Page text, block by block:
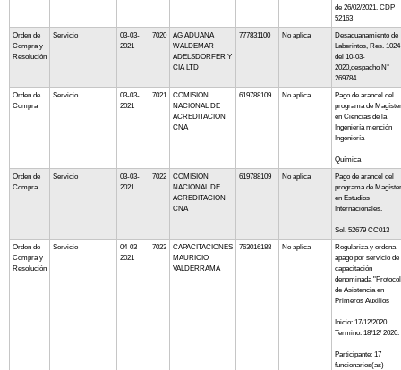
de 26/02/2021. CDP
52163
Orden de
Compra y
Resolución
Servicio
03-03-
2021
7020
AG ADUANA
WALDEMAR
ADELSDORFER Y
CIA LTD
777831100 No aplica
Desaduanamiento de
Laberintos, Res. 1024
del 10-03-
2020,despacho N°
269784
Orden de
Compra
Servicio
03-03-
2021
7021
COMISION
NACIONAL DE
ACREDITACION
CNA
619788109 No aplica
Pago de arancel del
programa de Magíster
en Ciencias de la
Ingeniería mención
Ingeniería
Química
Orden de
Compra
Servicio
03-03-
2021
7022
COMISION
NACIONAL DE
ACREDITACION
CNA
619788109 No aplica
Pago de arancel del
programa de Magíster
en Estudios
Internacionales.
Sol. 52679 CC013
Orden de
Compra y
Resolución
Servicio
04-03-
2021
7023
CAPACITACIONES
MAURICIO
VALDERRAMA
763016188 No aplica
Regulariza y ordena
apago por servicio de
capacitación
denominada
de Asistencia en
Primeros Auxilios
Inicio: 17/12/2020
Termino: 18/12/ 2020.
Participante: 17
funcionarios(as)